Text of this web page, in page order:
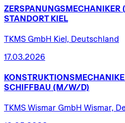
ZERSPANUNGSMECHANIKER
STANDORT KIEL
TKMS GmbH Kiel, Deutschland
17.03.2026
SCHIFFBAU (M/W/D)
TKMS Wismar GmbH Wismar,